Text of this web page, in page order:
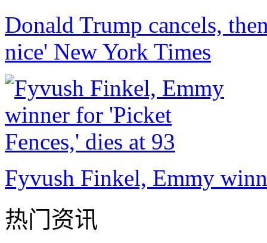
Donald Trump cancels,
nice' New York Times
Fyvush Finkel, Emmy
热门资讯